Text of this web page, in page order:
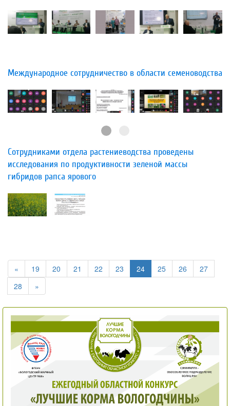
​Международное сотрудничество в области семеноводства
​Сотрудниками отдела растениеводства проведены
исследования по продуктивности зеленой массы
гибридов рапса ярового
« 19 20 21 22 23 24 25 26
27
28
»